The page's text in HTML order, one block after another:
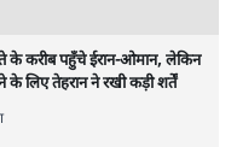
के करीब पहुँचे ईरान-ओमान, लेकिन
के लिए तेहरान ने रखी कड़ी शर्तें